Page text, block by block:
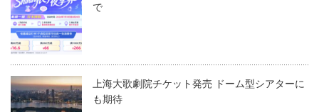
で
上海大歌劇院チケット発売 ドーム型シアターに
も期待